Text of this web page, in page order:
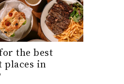
the best
places in